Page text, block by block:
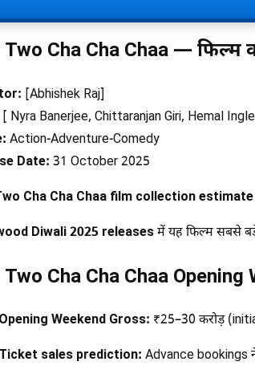
Two Cha Cha Chaa — फिल्म
[Abhishek Raj]
[ Nyra Banerjee, Chittaranjan Giri, Hemal
Action-Adventure-Comedy
Date: 31 October 2025
Cha Cha Chaa film collection estimate
Diwali 2025 releasesमें यह फिल्म सबसे
Two Cha Cha Chaa
Opening Weekend Gross: ₹25–30 करोड़
Ticket sales prediction: Advance bookings